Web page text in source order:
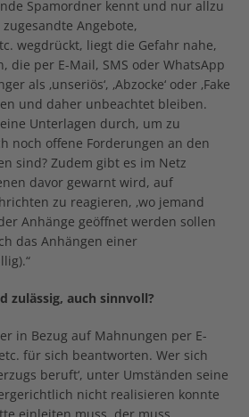
Spamordner kennt und nur allzu
Angebote,
wegdrückt, liegt die Gefahr nahe,
die per E-Mail, SMS oder WhatsApp
als ‚unseriös‘, ‚Abzocke‘ oder ‚Fake
und daher unbeachtet bleiben.
Unterlagen durch, um zu
noch offene Forderungen an den
sind? Zudem gibt es im Netz
davor gewarnt wird, auf
zu reagieren, ‚wo jemand
Anhänge geöffnet werden sollen
das Anhängen einer
zulässig, auch sinnvoll?
in Bezug auf Mahnungen per E-
für sich beantworten. Wer sich
beruft‘, unter Umständen seine
nicht realisieren konnte